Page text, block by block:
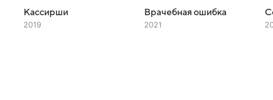
Кассирши
2019
Врачебная ошибка
2021